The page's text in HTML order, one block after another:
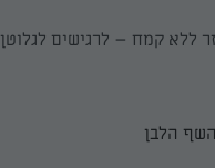
ללא קמח – לרגישים לגלוטן
הלבן